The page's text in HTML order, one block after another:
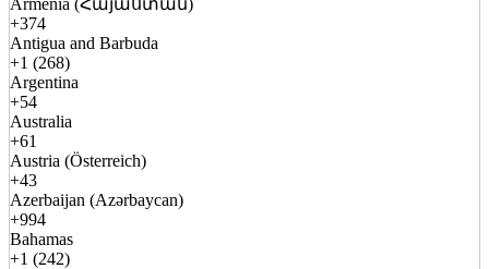
Armenia (Հայաստան)
+374
Antigua and Barbuda
+1 (268)
Argentina
+54
Australia
+61
Austria (Österreich)
+43
Azerbaijan (Azərbaycan)
+994
Bahamas
+1 (242)